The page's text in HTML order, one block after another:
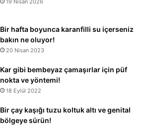
19 Nisan 2026
Bir hafta boyunca karanfilli su içerseniz
bakın ne oluyor!
20 Nisan 2023
Kar gibi bembeyaz çamaşırlar için püf
nokta ve yöntemi!
18 Eylül 2022
Bir çay kaşığı tuzu koltuk altı ve genital
bölgeye sürün!